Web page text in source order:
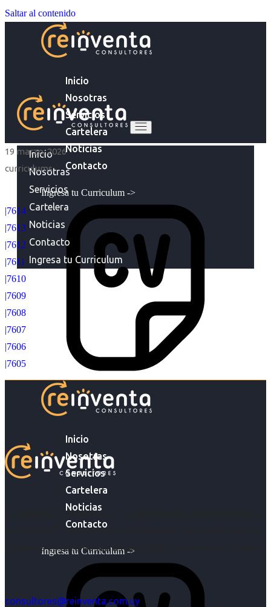
Saltar al contenido
Inicio
Nosotras
Servicios
Cartelera
Noticias
Contacto
Ingresa tu Curriculum ->
Inicio
Nosotras
Servicios
Cartelera
Noticias
Contacto
Ingresa tu Curriculum ->
Inicio
Nosotras
Servicios
Cartelera
Noticias
Contacto
Ingresa tu Curriculum
19 marzo, 2026
curriculums
|7614
|7613
|7612
|7611
|7610
|7609
|7608
|7607
|7606
|7605
Acompañar a empresas en su gestión de capital humano y
acompañar a personas en la búsqueda y encuentro de sus
objetivos es para nosotros un trabajo, pero antes un placer.
consultores@reinventa.com.uy